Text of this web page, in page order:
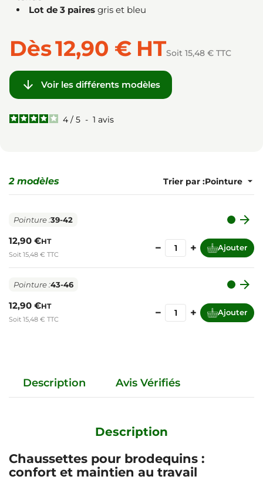
Lot de 3 paires gris et bleu
Dès12,90 € HTSoit 15,48 € TTC
 Voir les différents modèles
4 / 5 - 1 avis
2 modèles Trier par :
Pointure :39-42 
12,90 €HT
Soit 15,48 € TTC
− + Ajouter
Pointure :43-46 
12,90 €HT
Soit 15,48 € TTC
− + Ajouter
Description Avis Vérifiés
Description
Chaussettes pour brodequins :
confort et maintien au travail